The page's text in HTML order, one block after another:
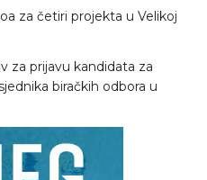
za četiri projekta u Velikoj
za prijavu kandidata za
biračkih odbora u